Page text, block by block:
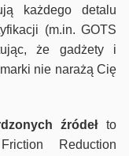
każdego detalu
(m.in. GOTS
że gadżety i
nie narażą Cię
źródełto
Reduction